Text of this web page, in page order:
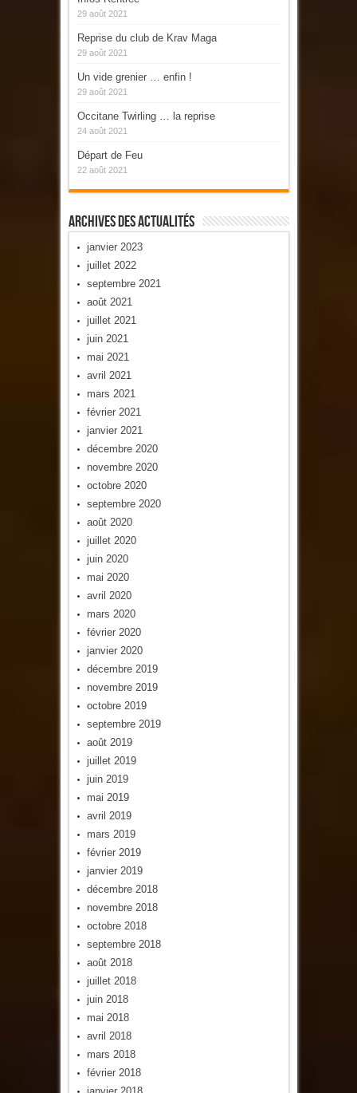
29 août 2021
Reprise du club de Krav Maga
29 août 2021
Un vide grenier … enfin !
29 août 2021
Occitane Twirling … la reprise
24 août 2021
Départ de Feu
22 août 2021
Archives Des Actualités
janvier 2023
juillet 2022
septembre 2021
août 2021
juillet 2021
juin 2021
mai 2021
avril 2021
mars 2021
février 2021
janvier 2021
décembre 2020
novembre 2020
octobre 2020
septembre 2020
août 2020
juillet 2020
juin 2020
mai 2020
avril 2020
mars 2020
février 2020
janvier 2020
décembre 2019
novembre 2019
octobre 2019
septembre 2019
août 2019
juillet 2019
juin 2019
mai 2019
avril 2019
mars 2019
février 2019
janvier 2019
décembre 2018
novembre 2018
octobre 2018
septembre 2018
août 2018
juillet 2018
juin 2018
mai 2018
avril 2018
mars 2018
février 2018